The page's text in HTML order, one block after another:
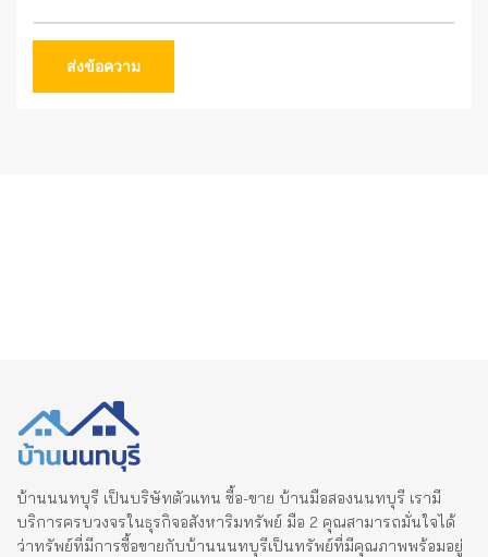
ส่งข้อความ
บ้านนนทบุรี เป็นบริษัทตัวแทน ซื้อ-ขาย บ้านมือสองนนทบุรี เรามี
บริการครบวงจรในธุรกิจอสังหาริมทรัพย์ มือ 2 คุณสามารถมั่นใจได้
ว่าทรัพย์ที่มีการซื้อขายกับบ้านนนทบุรีเป็นทรัพย์ที่มีคุณภาพพร้อมอยู่